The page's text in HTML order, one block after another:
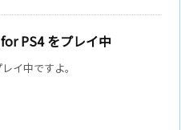
PS4 をプレイ中
イ中ですよ。